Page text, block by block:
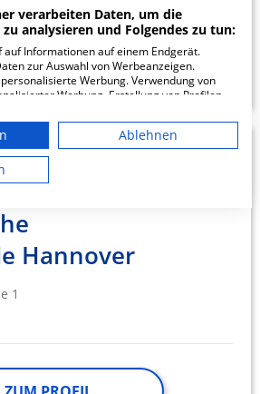
ZUM PROFIL
1.87
Hannover
1
verarbeiten Daten, um die
analysieren und Folgendes zu tun:
Informationen auf einem Endgerät.
zur Auswahl von Werbeanzeigen.
Werbung. Verwendung von
Werbung. Erstellung von Profilen
der Werbeleistung. Messung der
von Zielgruppen durch Statistiken
aus verschiedenen Quellen. Entwicklung
Verwendung reduzierter Daten zur
Richtlinie gelten ausschließlich für diese
(1 IAB-Anbieter)
Zwecke:
Zugriff auf
Ablehnen